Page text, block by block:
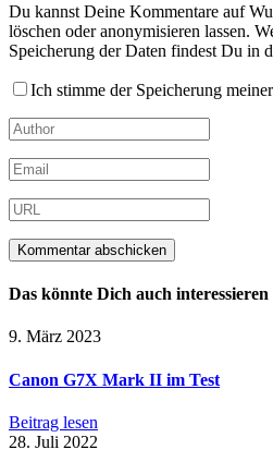
Du kannst Deine Kommentare auf
löschen oder anonymisieren lassen.
Speicherung der Daten findest Du in
Ich stimme der Speicherung
Das könnte Dich auch interessieren
9. März 2023
Canon G7X Mark II im Test
Beitrag lesen
28. Juli 2022